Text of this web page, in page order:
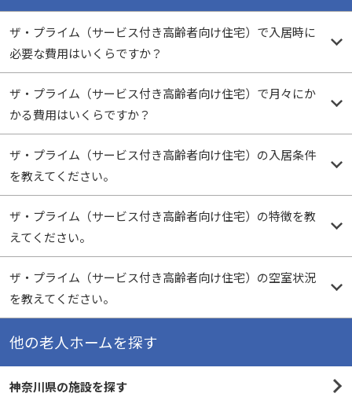
ザ・プライム（サービス付き高齢者向け住宅）で入居時に
必要な費用はいくらですか？
ザ・プライム（サービス付き高齢者向け住宅）で月々にか
かる費用はいくらですか？
ザ・プライム（サービス付き高齢者向け住宅）の入居条件
を教えてください。
ザ・プライム（サービス付き高齢者向け住宅）の特徴を教
えてください。
ザ・プライム（サービス付き高齢者向け住宅）の空室状況
を教えてください。
他の老人ホームを探す
神奈川県の施設を探す